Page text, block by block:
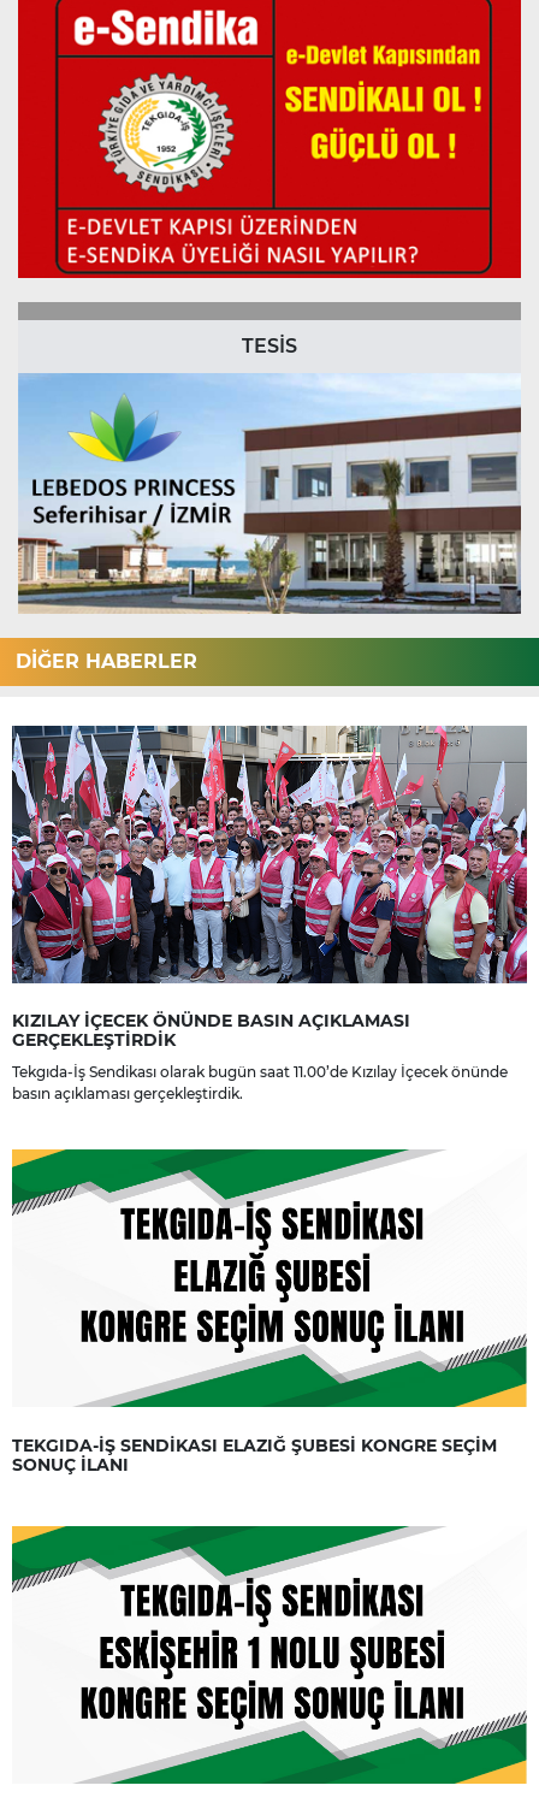
TESİS
DİĞER HABERLER
KIZILAY İÇECEK ÖNÜNDE BASIN AÇIKLAMASI
GERÇEKLEŞTİRDİK
Tekgıda-İş Sendikası olarak bugün saat 11.00’de Kızılay İçecek önünde
basın açıklaması gerçekleştirdik.
TEKGIDA-İŞ SENDİKASI ELAZIĞ ŞUBESİ KONGRE SEÇİM
SONUÇ İLANI